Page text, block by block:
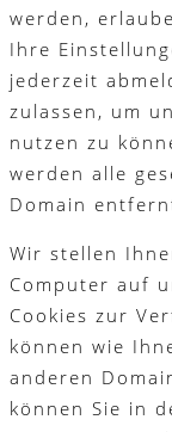
werden,
Ihre
jederzeit
zulassen, um
nutzen zu
werden alle
Domain
Wir stellen
Computer auf
Cookies zur
können wie
anderen
können Sie in